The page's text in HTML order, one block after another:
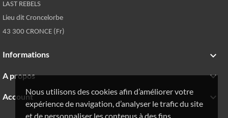
Nous utilisons des cookies afin d’améliorer votre
expérience de navigation, d’analyser le trafic du site
et de personnaliser les contenus à des fins
LAST REBELS
Lieu dit Croncelorbe
43 300 CRONCE (Fr)
Informations 
A propos 
Account 